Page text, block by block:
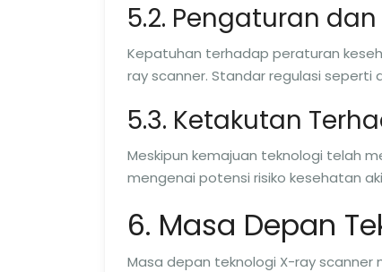
5.2. Pengaturan
Kepatuhan terhadap peraturan
ray scanner. Standar regulasi seperti
5.3. Ketakutan
Meskipun kemajuan teknologi telah
mengenai potensi risiko kesehatan
6. Masa Depan
Masa depan teknologi X-ray scanner